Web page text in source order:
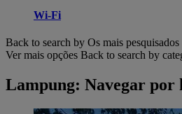
Wi-Fi
Back to search by Os mais pesquisados
Ver mais opções Back to search by
Lampung: Navegar por